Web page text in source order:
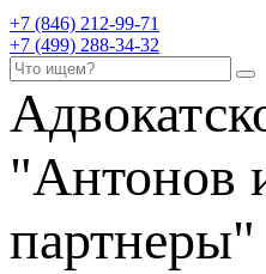
+7 (846) 212-99-71
+7 (499) 288-34-32
"Антонов
партнеры"